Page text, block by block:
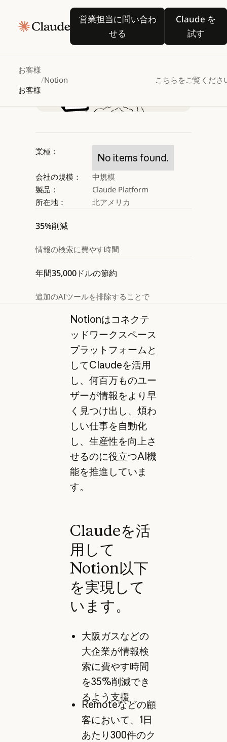
営業担当に問い合わ
せる
営業担当に問い合わせる
Claude を
試す
Claude
お客様
お客様
/Notion こちらをご覧くださ
Notion、
Claudeを活用してより
Claude を試す
業種：
No items found.
会社の規模：
中規模
製品：
Claude Platform
所在地：
北アメリカ
35%削減
情報の検索に費やす時間
年間35,000ドルの節約
追加のAIツールを排除することで
Notionはコネクテ
ッドワークスペース
プラットフォームと
してClaudeを活用
し、何百万ものユー
ザーが情報をより早
く見つけ出し、煩わ
しい仕事を自動化
し、生産性を向上さ
せるのに役立つAI機
能を推進していま
す。
Claudeを活
用して
Notion以下
を実現して
います。
大阪ガスなどの
大企業が情報検
索に費やす時間
を35%削減でき
るよう支援
Remoteなどの顧
客において、1日
あたり300件のク